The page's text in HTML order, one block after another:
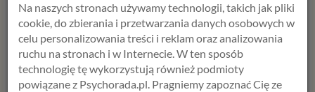
Psycholog
Psychoterapeuta
Terapeuta par
Diagnostyka
Trener żywienia
Psycholog
Psycholog dziecięcy
Terapeuta
środowiskowy
Na naszych stronach używamy technologii, takich jak pliki
cookie, do zbierania i przetwarzania danych osobowych w
celu personalizowania treści i reklam oraz analizowania
ruchu na stronach i w Internecie. W ten sposób
technologię tę wykorzystują również podmioty
powiązane z Psychorada.pl. Pragniemy zapoznać Cię ze